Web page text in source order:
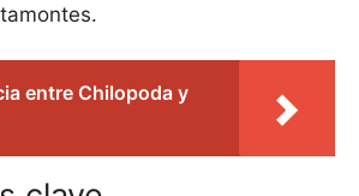
entre Chilopoda y